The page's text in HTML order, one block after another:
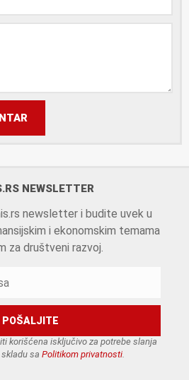
NEWSLETTER
newsletter i budite uvek u
i ekonomskim temama
za društveni razvoj.
korišćena isključivo za potrebe slanja
sa Politikom privatnosti.